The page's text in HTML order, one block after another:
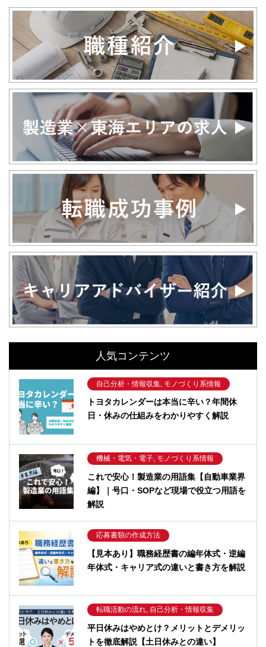
人気コンテンツ
自己分析・情報収集, モノづくり系情報
トヨタカレンダーは本当に辛い？年間休
日・休みの仕組みをわかりやすく解説
機械・電気・電子, モノづくり系情報
これで安心！製造業の用語集【自動車業界
編】｜号口・SOPなど現場で役立つ用語を
解説
応募書類の作成方法
【見本あり】職務経歴書の編年体式・逆編
年体式・キャリア式の違いと書き方を解説
転職活動の流れ, 自己分析・情報収集
平日休みはやめとけ？メリットとデメリッ
トを徹底解説【土日休みとの違い】